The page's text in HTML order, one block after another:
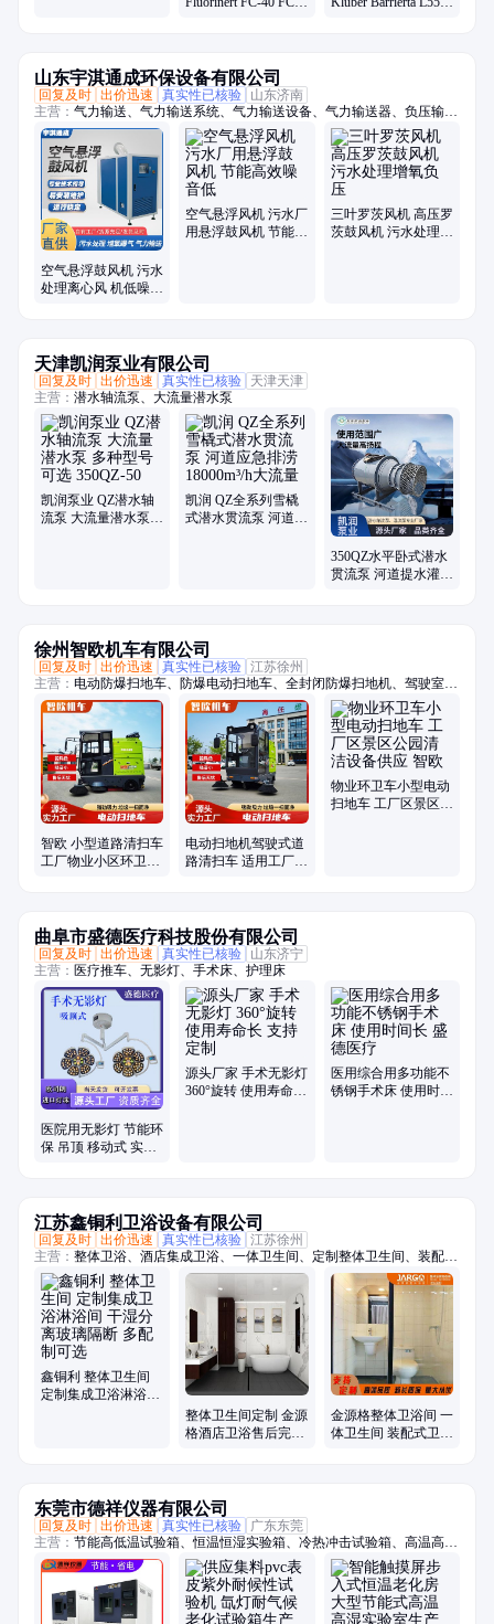
山东宇淇通成环保设备有限公司
回复及时 出价迅速 真实性已核验
山东济南
主营： 气力输送、气力输送系统、气力输送设备、气力输送器、负压输
送、物料输送、旋转供料器、供料阀、AV泵、仓泵、罗茨风机、罗次鼓
风机、空气悬浮鼓风机、磁悬浮鼓风机、空浮风机、三叶罗茨鼓风机、曝
气风机、气力输送风机、粉煤灰输送设备、粉体输送系统、粉料输送泵、
空气悬浮增氧机、污水处理风机、水产养殖增氧机、脱硫脱硝设备
空气悬浮鼓风机 污水
处理离心风 机低噪音
空气悬浮风机 污水厂
用悬浮鼓风机 节能高
三叶罗茨风机 高压罗
茨鼓风机 污水处理增
天津凯润泵业有限公司
回复及时 出价迅速 真实性已核验
天津天津
主营： 潜水轴流泵、大流量潜水泵
凯润泵业 QZ潜水轴
流泵 大流量潜水泵
凯润 QZ全系列雪橇
式潜水贯流泵 河道应
350QZ水平卧式潜水
贯流泵 河道提水灌溉
徐州智欧机车有限公司
回复及时 出价迅速 真实性已核验 江苏徐州
主营： 电动防爆扫地车、防爆电动扫地车、全封闭防爆扫地机、驾驶室电
动扫地车、新能源扫地车、物业手把扫地车、小型道路扫地车、物业道路
清扫车、驾驶式电动扫地车、小型扫地车、公园扫地车、工厂扫地车、道
路清扫车、景区扫地车、环卫清扫车、小区扫地车、防爆洗地机、工厂手
把扫地、全封闭电动扫地机
智欧 小型道路清扫车
工厂物业小区环卫公
电动扫地机驾驶式道
路清扫车 适用工厂/
物业环卫车小型电动
扫地车 工厂区景区公
曲阜市盛德医疗科技股份有限公司
回复及时 出价迅速 真实性已核验
山东济宁
主营： 医疗推车、无影灯、手术床、护理床
医院用无影灯 节能环
保 吊顶 移动式 实力
源头厂家 手术无影灯
360°旋转 使用寿命长
医用综合用多功能不
锈钢手术床 使用时间
江苏鑫铜利卫浴设备有限公司
回复及时 出价迅速 真实性已核验 江苏徐州
主营： 整体卫浴、酒店集成卫浴、一体卫生间、定制整体卫生间、装配式
卫生间、成品卫生间、一体式浴室、集成淋浴间、整体淋浴房、一体式卫
生间、酒店整体卫生间、公寓整体卫生间、宾馆整体卫生间、淋浴房、装
配式整体卫生间
鑫铜利 整体卫生间
定制集成卫浴淋浴间
整体卫生间定制 金源
格酒店卫浴售后完善
金源格整体卫浴间 一
体卫生间 装配式卫浴
东莞市德祥仪器有限公司
回复及时 出价迅速 真实性已核验
广东东莞
主营： 节能高低温试验箱、恒温恒湿实验箱、冷热冲击试验箱、高温高湿
试验箱、氙灯耐气候试验箱、耐黄老化试验箱、紫外加速老化试验箱、三
综合试验箱、步入式恒温恒湿试验箱、高低温试验箱、快速温变试验箱、
双85试验箱、低温试验箱、步入式高低温湿热室、hast试验箱、pct老化试